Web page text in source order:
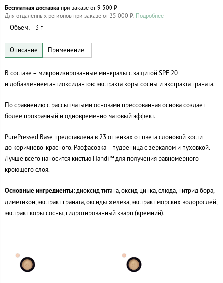
Бесплатная доставка при заказе от 9 500 ₽
Для отдалённых регионов при заказе от 25 000 ₽. Подробнее
Объем 3 г
В составе – микронизированные минералы с защитой SPF 20
и добавлением антиоксидантов: экстракта коры сосны и экстракта граната.
По сравнению с рассыпчатыми основами прессованная основа создает
более прозрачный и одновременно матовый эффект.
PurePressed Base представлена в 23 оттенках от цвета слоновой кости
до коричнево-красного. Расфасовка – пудреница с зеркалом и пуховкой.
Лучше всего наносится кистью Handi™ для получения равномерного
кроющего слоя.
Основные ингредиенты:диоксид титана, оксид цинка, слюда, нитрид бора,
диметикон, экстракт граната, оксиды железа, экстракт морских водорослей,
экстракт коры сосны, гидротированный кварц (кремний).